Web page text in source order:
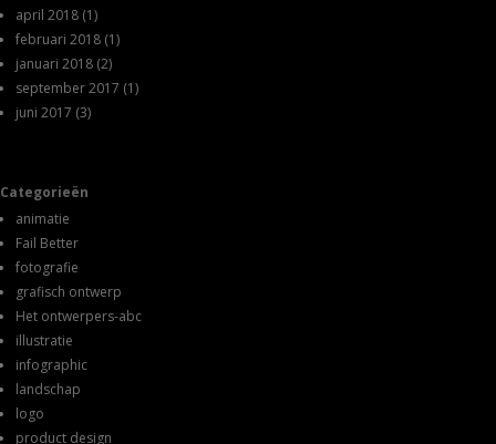
april 2018 (1)
februari 2018 (1)
januari 2018 (2)
september 2017 (1)
juni 2017 (3)
Categorieën
animatie
Fail Better
fotografie
grafisch ontwerp
Het ontwerpers-abc
illustratie
infographic
landschap
logo
product design